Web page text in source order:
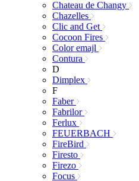
Chateau de Changy
Chazelles
Clic and Get
Cocoon Fires
Color emajl
Contura
D
Dimplex
F
Faber
Fabrilor
Ferlux
FEUERBACH
FireBird
Firesto
Firezo
Focus